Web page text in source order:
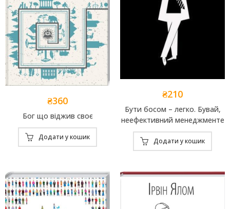
₴360
Бог що віджив своє
Додати у кошик
₴210
Бути босом – легко. Бувай,
неефективний менеджменте
Додати у кошик